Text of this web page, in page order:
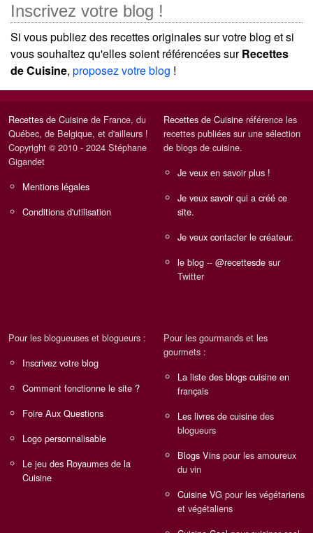
Inscrivez votre blog !
Si vous publiez des recettes originales sur votre blog et si
vous souhaitez qu'elles soient référencées surRecettes
de Cuisine, proposez votre blog !
Recettes de Cuisine de France, du
Québec, de Belgique, et d'ailleurs !
Copyright © 2010 - 2024 Stéphane
Gigandet
Mentions légales
Conditions d'utilisation
Recettes de Cuisine référence les
recettes publiées sur une sélection
de blogs de cuisine.
Je veux en savoir plus !
Je veux savoir qui a créé ce
site.
Je veux contacter le créateur.
le blog -- @recettesde sur
Twitter
Pour les blogueuses et blogueurs :
Inscrivez votre blog
Comment fonctionne le site ?
Foire Aux Questions
Logo personnalisable
Le jeu des Royaumes de la
Cuisine
Pour les gourmands et les
gourmets :
La liste des blogs cuisine en
français
Les livres de cuisine des
blogueurs
Blogs Vins pour les amoureux
du vin
Cuisine VG pour les végétariens
et végétaliens